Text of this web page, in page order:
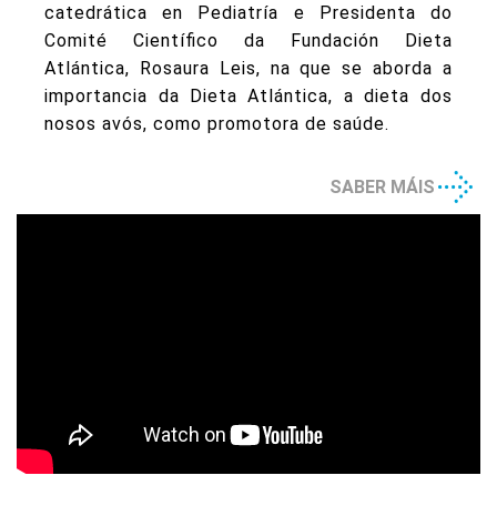
catedrática en Pediatría e Presidenta do
Comité Científico da Fundación Dieta
Atlántica, Rosaura Leis, na que se aborda a
importancia da Dieta Atlántica, a dieta dos
nosos avós, como promotora de saúde.
SABER MÁIS